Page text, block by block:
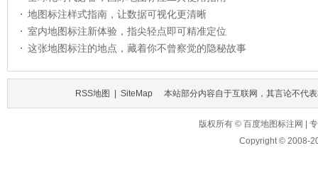
地图标注样式指南，让数据可视化更清晰
室内地图标注新体验，指尖轻点即可精准定位
这张地图标注的地点，藏着你不曾察觉的隐秘故事
RSS地图 SiteMap 本站部分内容自于互联网，其言论不代
版权所有 © 百度地图标注网 |
Copyright © 2008-